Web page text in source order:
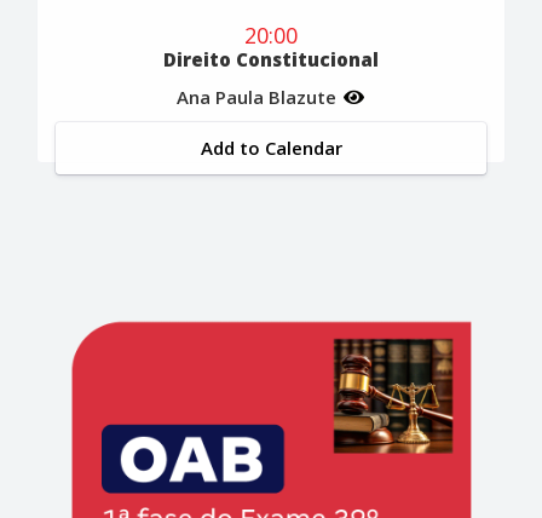
20:00
Direito Constitucional
Ana Paula Blazute
Add to Calendar